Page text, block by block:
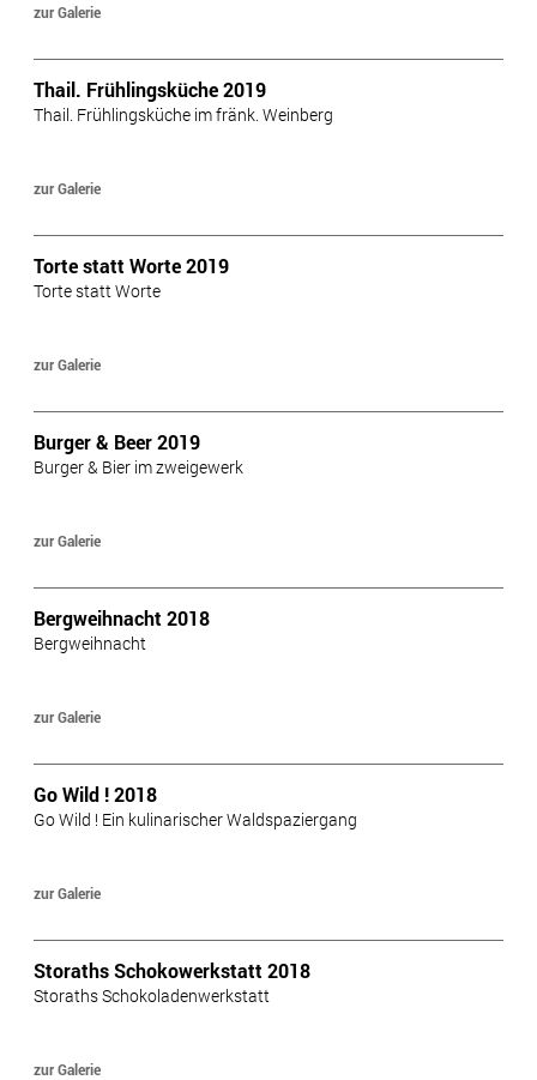
zur Galerie
Thail. Frühlingsküche 2019
Thail. Frühlingsküche im fränk. Weinberg
zur Galerie
Torte statt Worte 2019
Torte statt Worte
zur Galerie
Burger & Beer 2019
Burger & Bier im zweigewerk
zur Galerie
Bergweihnacht 2018
Bergweihnacht
zur Galerie
Go Wild ! 2018
Go Wild ! Ein kulinarischer Waldspaziergang
zur Galerie
Storaths Schokowerkstatt 2018
Storaths Schokoladenwerkstatt
zur Galerie